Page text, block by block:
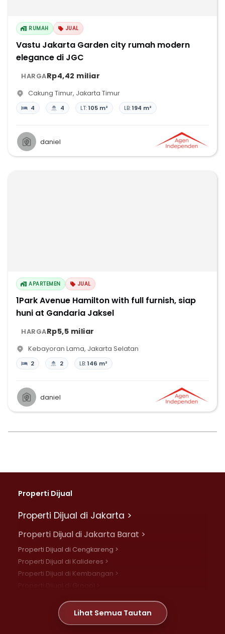
RUMAH JUAL
Vastu Jakarta Garden city rumah modern
elegance di JGC
HARGARp4,42 miliar
Cakung Timur, Jakarta Timur
4 4 LT:105 m² LB:194 m²
daniel
APARTEMEN JUAL
1Park Avenue Hamilton with full furnish, siap
huni at Gandaria Jaksel
HARGARp5,5 miliar
Kebayoran Lama, Jakarta Selatan
2 2 LB:146 m²
daniel
Properti Dijual
Properti Dijual di Jakarta >
Properti Dijual di Jakarta Barat >
Properti Dijual di Cengkareng >
Properti Dijual di Kalideres >
Properti Dijual di Kembangan >
Properti Dijual di Meruya >
Properti Dijual di Jelambar >
Lihat Semua Tautan